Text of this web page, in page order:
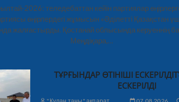
2026: теледебаттан кейін партиялар
өңірлердегі жұмысын «Әділетті Қазақстан
жалғастырды. Қостанай облысында керуеннің
Меңдіқара,…
ТҰРҒЫНДАР ӨТІНІШІ
ЕСКЕРІЛДІ